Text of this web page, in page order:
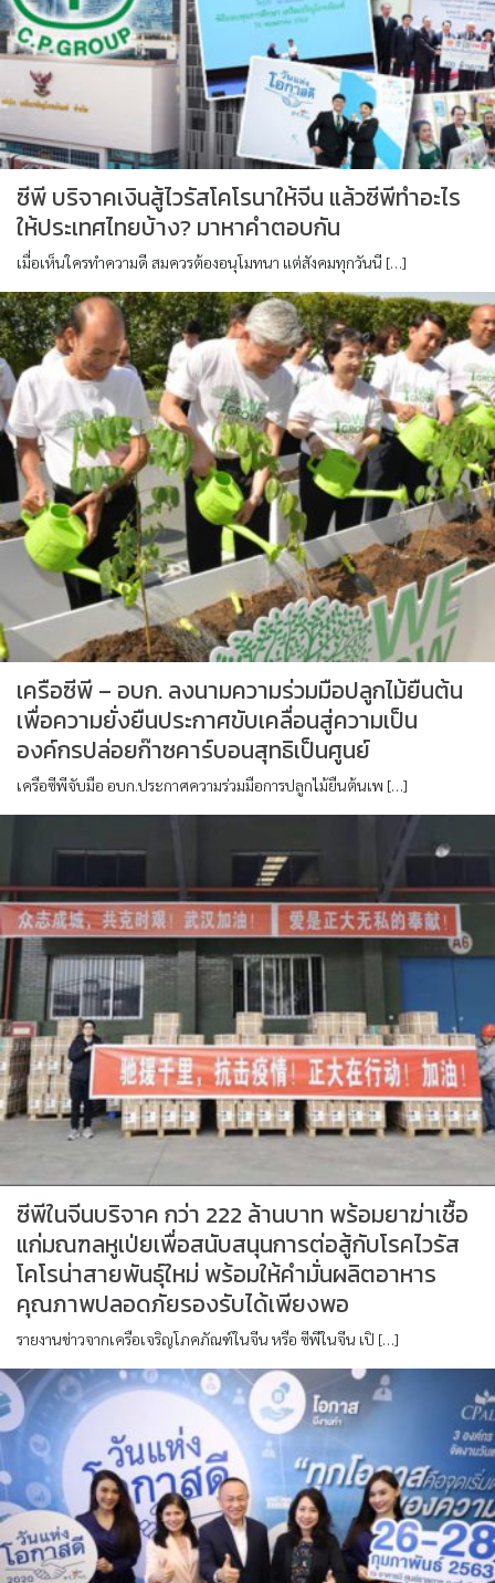
ซีพี บริจาคเงินสู้ไวรัสโคโรนาให้จีน แล้วซีพีทำอะไร
ให้ประเทศไทยบ้าง? มาหาคำตอบกัน
เมื่อเห็นใครทำความดี สมควรต้องอนุโมทนา แต่สังคมทุกวันนี […]
เครือซีพี – อบก. ลงนามความร่วมมือปลูกไม้ยืนต้น
เพื่อความยั่งยืนประกาศขับเคลื่อนสู่ความเป็น
องค์กรปล่อยก๊าซคาร์บอนสุทธิเป็นศูนย์
เครือซีพีจับมือ อบก.ประกาศความร่วมมือการปลูกไม้ยืนต้นเพ […]
ซีพีในจีนบริจาค กว่า 222 ล้านบาท พร้อมยาฆ่าเชื้อ
แก่มณฑลหูเป่ยเพื่อสนับสนุนการต่อสู้กับโรคไวรัส
โคโรน่าสายพันธุ์ใหม่ พร้อมให้คำมั่นผลิตอาหาร
คุณภาพปลอดภัยรองรับได้เพียงพอ
รายงานข่าวจากเครือเจริญโภคภัณฑ์ในจีน หรือ ซีพีในจีน เปิ […]